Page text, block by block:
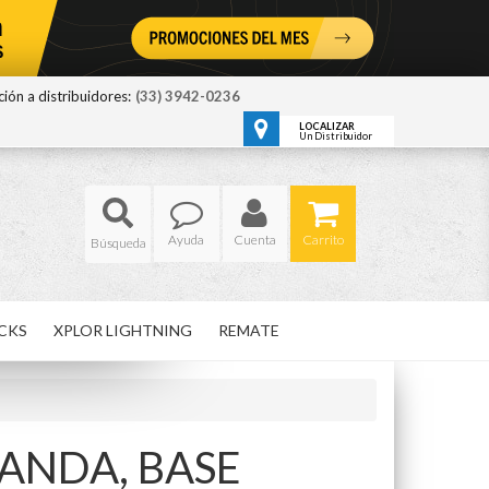
a distribuidores: (33) 3942-0236
LOCALIZAR
Un Distribuidor
Ayuda Cuenta Carrito
XPLOR LIGHTNING REMATE
BASE